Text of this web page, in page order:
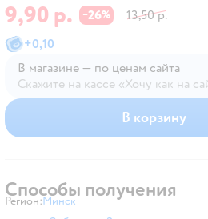
9,90 р. −26%
13,50 р.
+0,10
В магазине — по ценам сайта
Скажите на кассе «Хочу как на
В магазине — по ценам сайта
В корзину
Способы получения
Регион: Выбор адреса доставки.
Минск